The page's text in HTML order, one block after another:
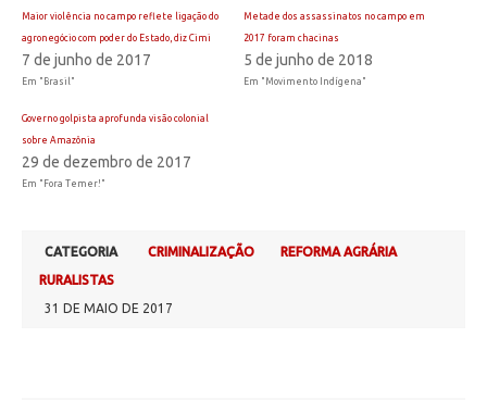
Maior violência no campo reflete ligação do
agronegócio com poder do Estado, diz Cimi
7 de junho de 2017
Em "Brasil"
Metade dos assassinatos no campo em
2017 foram chacinas
5 de junho de 2018
Em "Movimento Indígena"
Governo golpista aprofunda visão colonial
sobre Amazônia
29 de dezembro de 2017
Em "Fora Temer!"
CATEGORIA CRIMINALIZAÇÃO
REFORMA AGRÁRIA
RURALISTAS
31 DE MAIO DE 2017